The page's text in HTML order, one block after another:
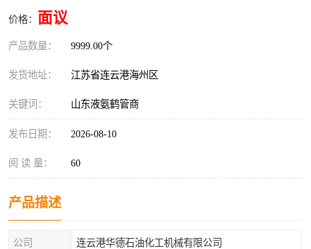
价格： 面议
产品数量： 9999.00个
发货地址： 江苏省连云港海州区
关键词： 山东液氨鹤管商
发布日期： 2026-08-10
阅 读 量： 60
产品描述
公司 连云港华德石油化工机械有限公司